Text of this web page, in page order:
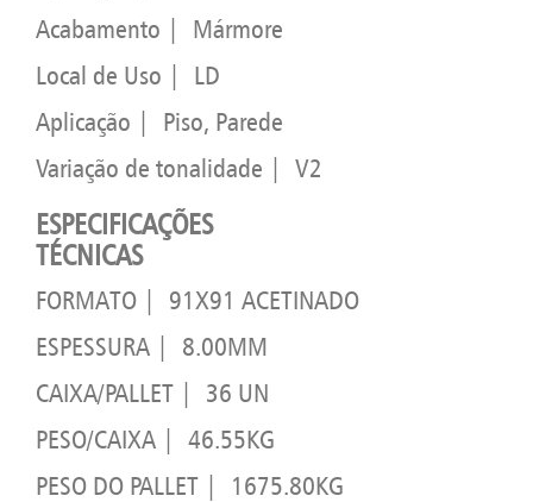
Acabamento | Mármore
Local de Uso | LD
Aplicação | Piso, Parede
Variação de tonalidade | V2
ESPECIFICAÇÕES
TÉCNICAS
FORMATO | 91X91 ACETINADO
ESPESSURA | 8.00MM
CAIXA/PALLET | 36 UN
PESO/CAIXA | 46.55KG
PESO DO PALLET | 1675.80KG